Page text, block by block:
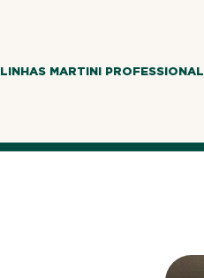
LINHAS MARTINI PROFESSIONAL